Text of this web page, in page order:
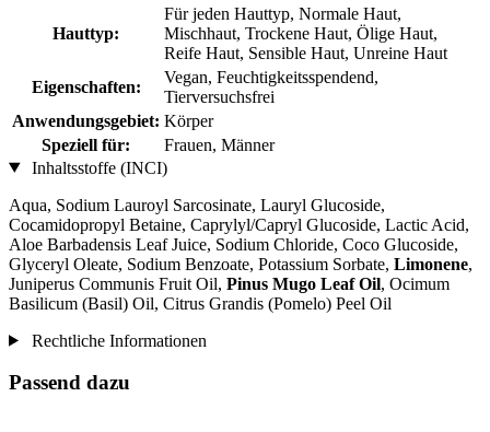
Hauttyp:
Für jeden Hauttyp, Normale Haut,
Mischhaut, Trockene Haut, Ölige Haut,
Reife Haut, Sensible Haut, Unreine Haut
Eigenschaften:
Vegan, Feuchtigkeitsspendend,
Tierversuchsfrei
Anwendungsgebiet: Körper
Speziell für:
Frauen, Männer
Inhaltsstoffe (INCI)
Aqua, Sodium Lauroyl Sarcosinate, Lauryl Glucoside,
Cocamidopropyl Betaine, Caprylyl/Capryl Glucoside, Lactic Acid,
Aloe Barbadensis Leaf Juice, Sodium Chloride, Coco Glucoside,
Glyceryl Oleate, Sodium Benzoate, Potassium Sorbate, Limonene,
Juniperus Communis Fruit Oil, Pinus Mugo Leaf Oil, Ocimum
Basilicum (Basil) Oil, Citrus Grandis (Pomelo) Peel Oil
Rechtliche Informationen
Passend dazu